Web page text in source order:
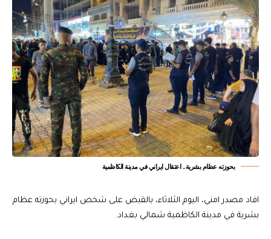
بحوزته عظام بشرية.. اعتقال ايراني في مدينة الكاظمية
افاد مصدر امني، اليوم الثلاثاء، بالقبض على شخص ايراني بحوزته عظام
بشرية في مدينة الكاظمية شمالي بغداد.